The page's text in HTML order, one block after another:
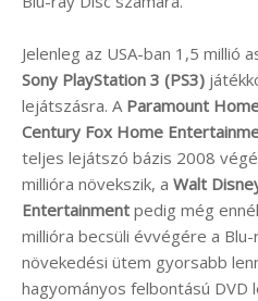
Jelenleg az USA-ban 1,5 millió
Sony PlayStation 3 (PS3)
lejátszásra. A Paramount
Century Fox Home
teljes lejátszó bázis 2008
millióra növekszik, a Walt
Entertainment pedig még
millióra becsüli évvégére a
növekedési ütem gyorsabb
hagyományos felbontású